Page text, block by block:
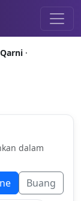
·
dalam
Buang